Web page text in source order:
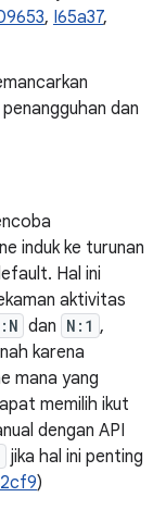
, I65a37,
dan
induk ke turunan
Hal ini
aktivitas
dan N:1 ,
karena
mana yang
memilih ikut
dengan API
jika hal ini penting
)